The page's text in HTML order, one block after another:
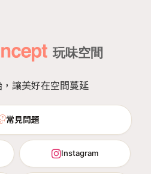
讓美好在空間蔓延
常見問題
Instagram